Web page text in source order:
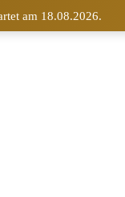
am 18.08.2026.